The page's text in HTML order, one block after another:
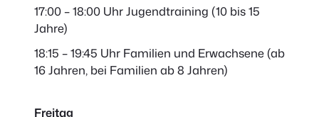
17:00 – 18:00 Uhr Jugendtraining (10 bis 15
Jahre)
18:15 – 19:45 Uhr Familien und Erwachsene (ab
16 Jahren, bei Familien ab 8 Jahren)
Freitag